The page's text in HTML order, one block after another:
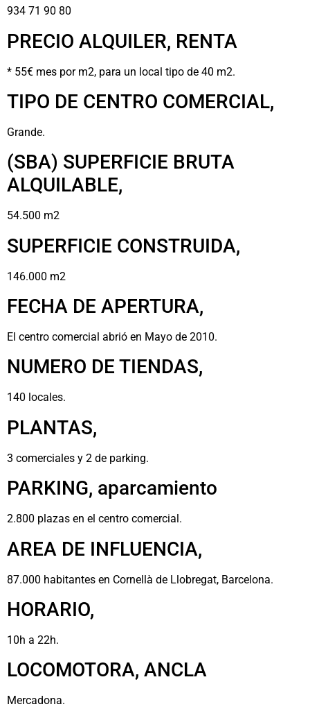
934 71 90 80
PRECIO ALQUILER, RENTA
* 55€ mes por m2, para un local tipo de 40 m2.
TIPO DE CENTRO COMERCIAL,
Grande.
(SBA) SUPERFICIE BRUTA
ALQUILABLE,
54.500 m2
SUPERFICIE CONSTRUIDA,
146.000 m2
FECHA DE APERTURA,
El centro comercial abrió en Mayo de 2010.
NUMERO DE TIENDAS,
140 locales.
PLANTAS,
3 comerciales y 2 de parking.
PARKING, aparcamiento
2.800 plazas en el centro comercial.
AREA DE INFLUENCIA,
87.000 habitantes en Cornellà de Llobregat, Barcelona.
HORARIO,
10h a 22h.
LOCOMOTORA, ANCLA
Mercadona.